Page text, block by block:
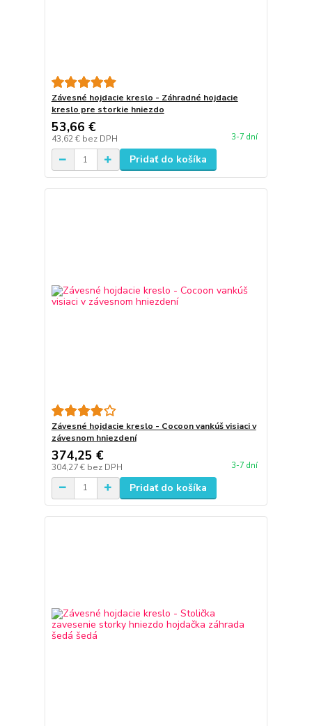
Závesné hojdacie kreslo - Záhradné hojdacie
kreslo pre storkie hniezdo
53,66 €
43,62 € bez DPH 3-7 dní
Pridať do košíka
Závesné hojdacie kreslo - Cocoon vankúš visiaci v
závesnom hniezdení
374,25 €
304,27 € bez DPH 3-7 dní
Pridať do košíka